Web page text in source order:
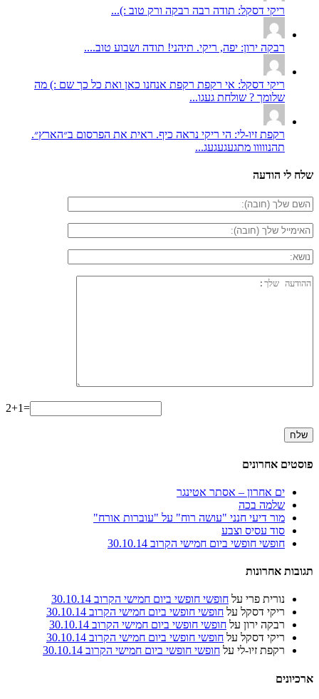
ריקי דסקל: תודה רבה רבקה ורק טוב :)...
רבקה ירון: יפה, ריקי. תיהני! תודה ושבוע טוב....
ריקי דסקל: אי רקפת רקפת אנחנו כאן ואת כל כך שם :) מה
שלומך ? שולחת געגו...
רקפת זיו-לי: הי ריקי נראה כיף. ראית את הפרסום ב״הארץ״.
תהנווווו מתגעגעגעג...
שלח לי הודעה
2+1=
פוסטים אחרונים
ים אחרון – אסתר אטינגר
שלמה בכה
מור דיעי חנני "עושה רוח" על "עוברות אורח"
סוד עסיס וצבע
חופשי חופשי ביום חמישי הקרוב 30.10.14
תגובות אחרונות
נורית פרי על חופשי חופשי ביום חמישי הקרוב 30.10.14
ריקי דסקל על חופשי חופשי ביום חמישי הקרוב 30.10.14
רבקה ירון על חופשי חופשי ביום חמישי הקרוב 30.10.14
ריקי דסקל על חופשי חופשי ביום חמישי הקרוב 30.10.14
רקפת זיו-לי על חופשי חופשי ביום חמישי הקרוב 30.10.14
ארכיונים